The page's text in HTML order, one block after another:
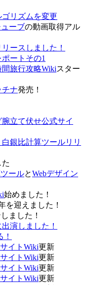
リズムを変更
ューブの動画取得アル
リースしました！
ートその1
旅行攻略Wikiスター
チナ発売！
立て伏せ公式サイ
銀比計算ツールリリ
ールとWebデザイン
始めました！
を迎えました！
ました！
演しました！
イトWiki更新
イトWiki更新
イトWiki更新
イトWiki更新